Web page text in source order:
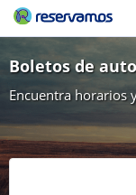
Boletos de
Encuentra horarios